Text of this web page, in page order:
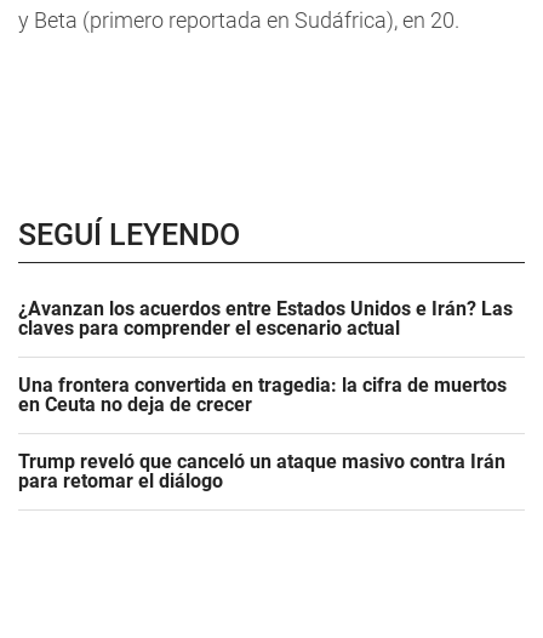
y Beta (primero reportada en Sudáfrica), en 20.
SEGUÍ LEYENDO
¿Avanzan los acuerdos entre Estados Unidos e Irán? Las
claves para comprender el escenario actual
Una frontera convertida en tragedia: la cifra de muertos
en Ceuta no deja de crecer
Trump reveló que canceló un ataque masivo contra Irán
para retomar el diálogo